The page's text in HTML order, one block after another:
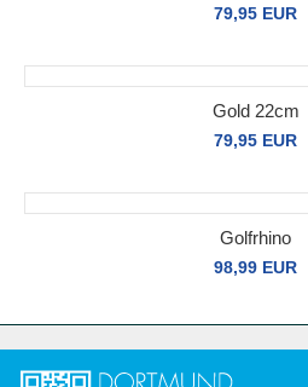
79,95 EUR
Gold 22cm
79,95 EUR
Golfrhino
98,99 EUR